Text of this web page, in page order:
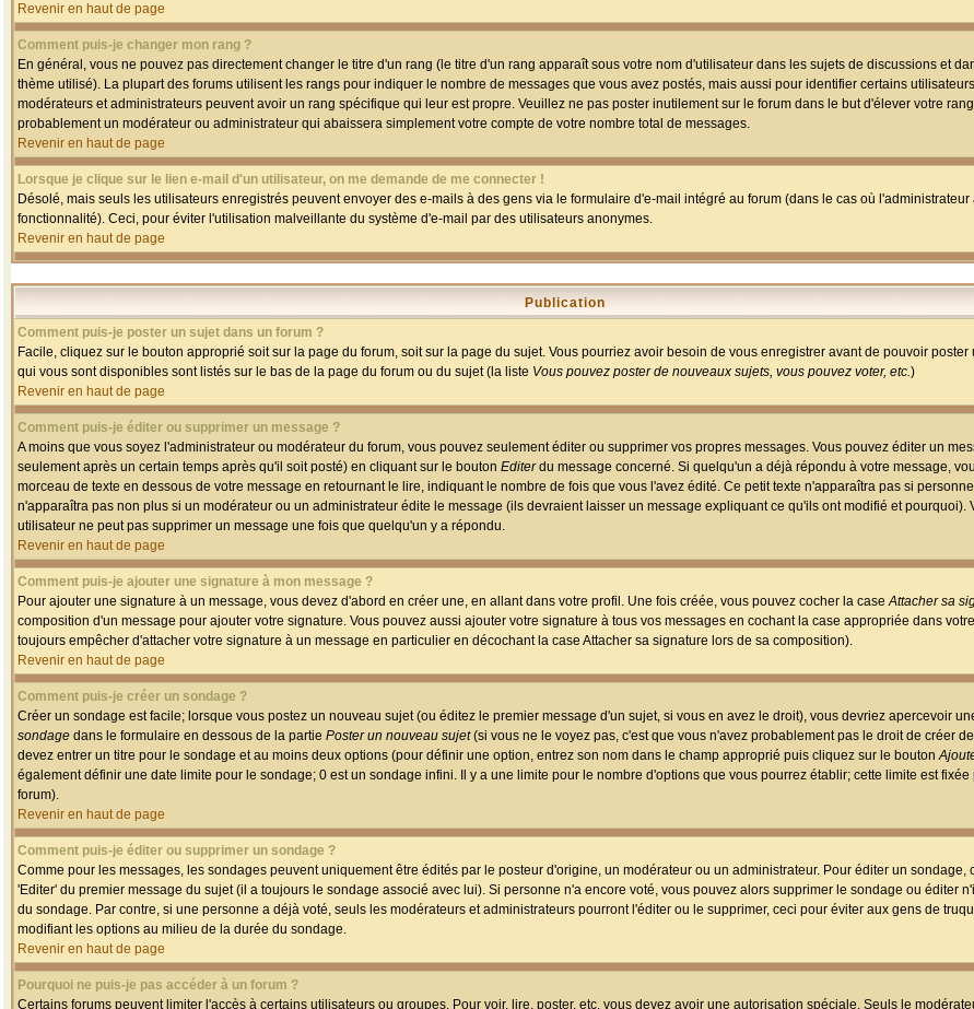
Revenir en haut de page
Comment puis-je changer mon rang ?
En général, vous ne pouvez pas directement changer le titre d'un rang (le titre d'un rang apparaît sous votre nom d'utilisateur dans les sujets de discussions et
thème utilisé). La plupart des forums utilisent les rangs pour indiquer le nombre de messages que vous avez postés, mais aussi pour identifier certains
modérateurs et administrateurs peuvent avoir un rang spécifique qui leur est propre. Veuillez ne pas poster inutilement sur le forum dans le but d'élever votre
probablement un modérateur ou administrateur qui abaissera simplement votre compte de votre nombre total de messages.
Revenir en haut de page
Lorsque je clique sur le lien e-mail d'un utilisateur, on me demande de me connecter !
Désolé, mais seuls les utilisateurs enregistrés peuvent envoyer des e-mails à des gens via le formulaire d'e-mail intégré au forum (dans le cas où l'administrateur
fonctionnalité). Ceci, pour éviter l'utilisation malveillante du système d'e-mail par des utilisateurs anonymes.
Revenir en haut de page
Publication
Comment puis-je poster un sujet dans un forum ?
Facile, cliquez sur le bouton approprié soit sur la page du forum, soit sur la page du sujet. Vous pourriez avoir besoin de vous enregistrer avant de pouvoir poster
qui vous sont disponibles sont listés sur le bas de la page du forum ou du sujet (la liste Vous pouvez poster de nouveaux sujets, vous pouvez voter, etc.)
Revenir en haut de page
Comment puis-je éditer ou supprimer un message ?
A moins que vous soyez l'administrateur ou modérateur du forum, vous pouvez seulement éditer ou supprimer vos propres messages. Vous pouvez éditer un
seulement après un certain temps après qu'il soit posté) en cliquant sur le bouton Editerdu message concerné. Si quelqu'un a déjà répondu à votre message,
morceau de texte en dessous de votre message en retournant le lire, indiquant le nombre de fois que vous l'avez édité. Ce petit texte n'apparaîtra pas si
n'apparaîtra pas non plus si un modérateur ou un administrateur édite le message (ils devraient laisser un message expliquant ce qu'ils ont modifié et pourquoi).
utilisateur ne peut pas supprimer un message une fois que quelqu'un y a répondu.
Revenir en haut de page
Comment puis-je ajouter une signature à mon message ?
Pour ajouter une signature à un message, vous devez d'abord en créer une, en allant dans votre profil. Une fois créée, vous pouvez cocher la caseAttacher sa
composition d'un message pour ajouter votre signature. Vous pouvez aussi ajouter votre signature à tous vos messages en cochant la case appropriée dans
toujours empêcher d'attacher votre signature à un message en particulier en décochant la case Attacher sa signature lors de sa composition).
Revenir en haut de page
Comment puis-je créer un sondage ?
Créer un sondage est facile; lorsque vous postez un nouveau sujet (ou éditez le premier message d'un sujet, si vous en avez le droit), vous devriez apercevoir
sondage dans le formulaire en dessous de la partie Poster un nouveau sujet(si vous ne le voyez pas, c'est que vous n'avez probablement pas le droit de créer
devez entrer un titre pour le sondage et au moins deux options (pour définir une option, entrez son nom dans le champ approprié puis cliquez sur le bouton
également définir une date limite pour le sondage; 0 est un sondage infini. Il y a une limite pour le nombre d'options que vous pourrez établir; cette limite est
forum).
Revenir en haut de page
Comment puis-je éditer ou supprimer un sondage ?
Comme pour les messages, les sondages peuvent uniquement être édités par le posteur d'origine, un modérateur ou un administrateur. Pour éditer un sondage,
'Editer' du premier message du sujet (il a toujours le sondage associé avec lui). Si personne n'a encore voté, vous pouvez alors supprimer le sondage ou éditer
du sondage. Par contre, si une personne a déjà voté, seuls les modérateurs et administrateurs pourront l'éditer ou le supprimer, ceci pour éviter aux gens de
modifiant les options au milieu de la durée du sondage.
Revenir en haut de page
Pourquoi ne puis-je pas accéder à un forum ?
Certains forums peuvent limiter l'accès à certains utilisateurs ou groupes. Pour voir, lire, poster, etc. vous devez avoir une autorisation spéciale. Seuls le